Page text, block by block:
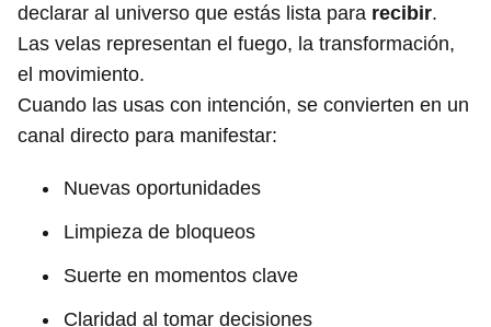
declarar al universo que estás lista para recibir.
Las velas representan el fuego, la transformación,
el movimiento.
Cuando las usas con intención, se convierten en un
canal directo para manifestar:
Nuevas oportunidades
Limpieza de bloqueos
Suerte en momentos clave
Claridad al tomar decisiones